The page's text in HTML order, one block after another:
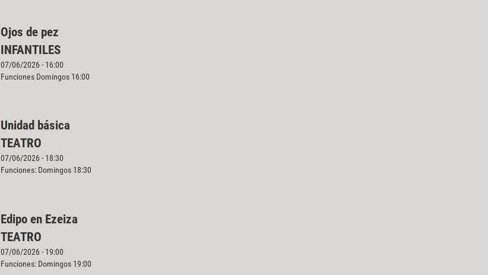
Ojos de pez
INFANTILES
07/06/2026 - 16:00
Funciones Domingos 16:00
Unidad básica
TEATRO
07/06/2026 - 18:30
Funciones: Domingos 18:30
Edipo en Ezeiza
TEATRO
07/06/2026 - 19:00
Funciones: Domingos 19:00